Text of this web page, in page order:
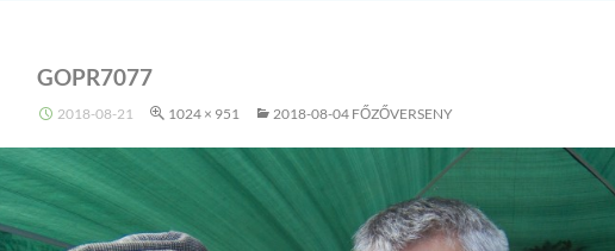
GOPR7077
2018-08-21 1024 × 951 2018-08-04 FŐZŐVERSENY